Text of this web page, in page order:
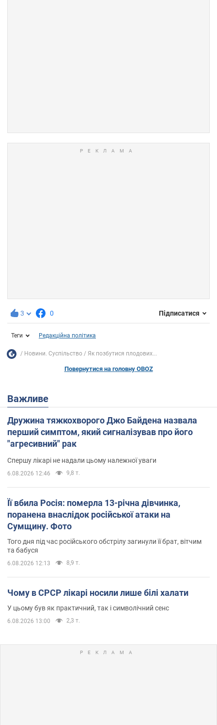
3 0 Підписатися
Теги Редакційна політика
Новини. Суспільство Як позбутися плодових...
Повернутися на головну OBOZ
Важливе
Дружина тяжкохворого Джо Байдена назвала
перший симптом, який сигналізував про його
"агресивний" рак
Спершу лікарі не надали цьому належної уваги
6.08.2026 12:46 9,8 т.
Її вбила Росія: померла 13-річна дівчинка,
поранена внаслідок російської атаки на
Сумщину. Фото
Того дня під час російського обстрілу загинули її брат, вітчим
та бабуся
6.08.2026 12:13 8,9 т.
Чому в СРСР лікарі носили лише білі халати
У цьому був як практичний, так і символічний сенс
6.08.2026 13:00 2,3 т.